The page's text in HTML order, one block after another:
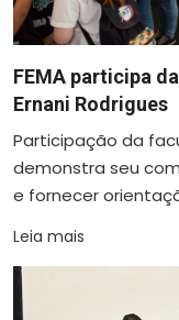
FEMA participa
Ernani Rodrigues
Participação da
demonstra seu
e fornecer
Leia mais